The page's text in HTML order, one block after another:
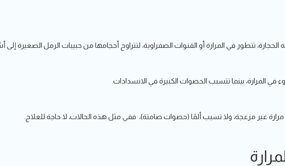
تتطور في المرارة أو القنوات الصفراوية، لتتراوح أحجامها من حبيبات الرمل الصغيرة إلى
في المرارة، بينما تتسبب الحصوات الكبيرة في الانسدادات.
غير مزعجة، ولا تسبب ألمًا (حصوات صامتة)، ففي مثل هذه الحالات، لا حاجة للعلاج.